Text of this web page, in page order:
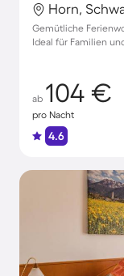
Horn,
Gemütliche
Ideal für Familien
ab 104 €
pro Nacht
4.6